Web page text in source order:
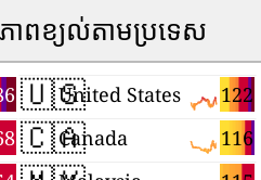
ពខ្យល់តាមប្រទេស
🇺🇸 122
United States
🇨🇦 116
Canada